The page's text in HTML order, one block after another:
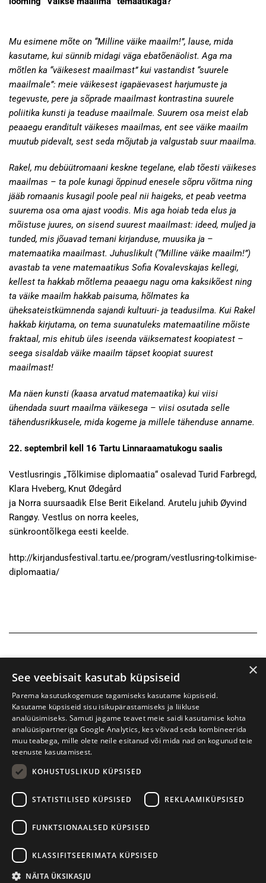
Mu esimene mõte on “Milline väike maailm!”, lause, mida
kasutame, kui sünnib midagi väga ebatõenäolist. Aga ma
mõtlen ka “väikesest maailmast” kui vastandist “suurele
maailmale”: meie väikesest igapäevasest harjumuste ja
tegevuste, pere ja sõprade maailmast kontrastina suurele
poliitika kunsti ja teaduse maailmale. Suurem osa meist elab
peaaegu eranditult väikeses maailmas, ent see väike maailm
muutub pidevalt, sest seda mõjutab ja valgustab suur maailma.
Rakel, mu debüütromaani keskne tegelane, elab tõesti väikeses
maailmas – ta pole kunagi õppinud enesele sõpru võitma ning
jääb romaanis kusagil poole peal nii haigeks, et peab veetma
suurema osa oma ajast voodis. Mis aga hoiab teda elus ja
mõistuse juures, on sisend suurest maailmast: ideed, muljed ja
tunded, mis jõuavad temani kirjanduse, muusika ja –
matemaatika maailmast. Juhuslikult (“Milline väike maailm!”)
avastab ta vene matemaatikus Sofia Kovalevskajas kellegi,
kellest ta hakkab mõtlema peaaegu nagu oma kaksikõest ning
ta väike maailm hakkab paisuma, hõlmates ka
üheksateistkümnenda sajandi kultuuri- ja teadusilma. Kui Rakel
hakkab kirjutama, on tema suunatuleks matemaatiline mõiste
fraktaal, mis ehitub üles iseenda väiksematest koopiatest –
seega sisaldab väike maailm täpset koopiat suurest
maailmast!
Ma näen kunsti (kaasa arvatud matemaatika) kui viisi
ühendada suurt maailma väikesega – viisi osutada selle
tähendusrikkusele, mida kogeme ja millele tähenduse anname.
22. septembril kell 16 Tartu Linnaraamatukogu saalis
Vestlusringis „Tõlkimise diplomaatia“ osalevad Turid Farbregd,
Klara Hveberg, Knut Ødegård
ja Norra suursaadik Else Berit Eikeland. Arutelu juhib Øyvind
Rangøy. Vestlus on norra keeles,
sünkroontõlkega eesti keelde.
http://kirjandusfestival.tartu.ee/program/vestlusring-tolkimise-
diplomaatia/
Prima Vista kirjandusfestival
+372 56906836
Kodulehe tegemine - AMA
×
See veebisait kasutab küpsiseid
Parema kasutuskogemuse tagamiseks kasutame küpsiseid.
Kasutame küpsiseid sisu isikupärastamiseks ja liikluse
analüüsimiseks. Samuti jagame teavet meie saidi kasutamise kohta
analüüsipartneriga Google Analytics, kes võivad seda kombineerida
muu teabega, mille olete neile esitanud või mida nad on kogunud teie
teenuste kasutamisest.
KOHUSTUSLIKUD KÜPSISED
STATISTILISED KÜPSISED REKLAAMIKÜPSISED
FUNKTSIONAALSED KÜPSISED
KLASSIFITSEERIMATA KÜPSISED
NÄITA ÜKSIKASJU